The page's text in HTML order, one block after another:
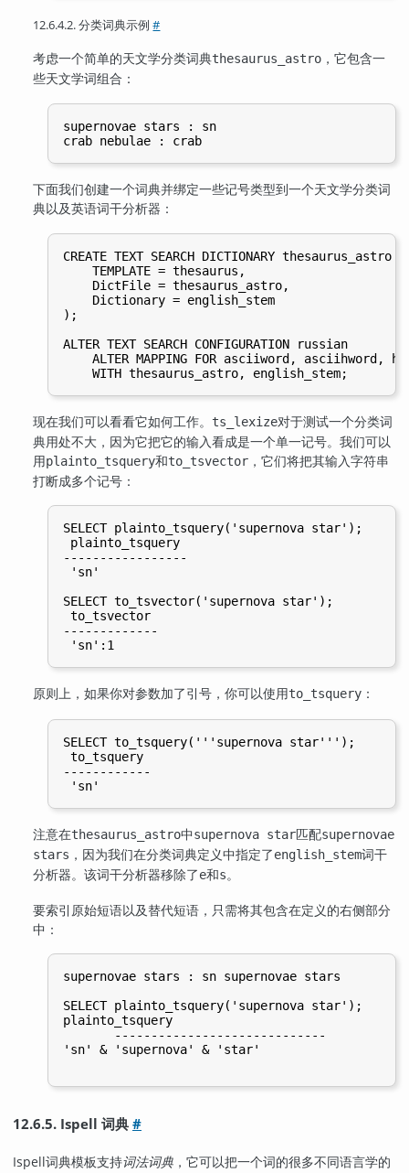
12.6.4.2. 分类词典示例#
考虑一个简单的天文学分类词典thesaurus_astro ，它包含一
些天文学词组合：
supernovae stars : sn
下面我们创建一个词典并绑定一些记号类型到一个天文学分类词
典以及英语词干分析器：
CREATE TEXT SEARCH DICTIONARY thesaurus_astro (
    TEMPLATE = thesaurus,
    DictFile = thesaurus_astro,
    Dictionary = english_stem
);
ALTER TEXT SEARCH CONFIGURATION russian
ALTER MAPPING FOR asciiword, asciihword,
现在我们可以看看它如何工作。 ts_lexize对于测试一个分类词
典用处不大，因为它把它的输入看成是一个单一记号。我们可以
用plainto_tsquery和to_tsvector ，它们将把其输入字符串
打断成多个记号：
SELECT plainto_tsquery('supernova star');
plainto_tsquery
-----------------
'sn'
SELECT to_tsvector('supernova star');
to_tsvector
-------------
原则上，如果你对参数加了引号，你可以使用to_tsquery ：
SELECT to_tsquery('''supernova star''');
to_tsquery
------------
注意在thesaurus_astro中supernova star匹配supernovae
stars ，因为我们在分类词典定义中指定了english_stem词干
分析器。该词干分析器移除了e和s。
要索引原始短语以及替代短语，只需将其包含在定义的右侧部分
中：
supernovae stars : sn supernovae stars
SELECT plainto_tsquery('supernova star');
plainto_tsquery
       -----------------------------
'sn' & 'supernova' & 'star'
12.6.5. Ispell 词典#
Ispell词典模板支持词法词典 ，它可以把一个词的很多不同语言学的